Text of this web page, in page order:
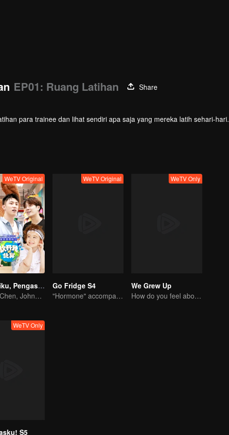
EP01: Ruang Latihan
Share
para trainee dan lihat sendiri apa saja yang mereka latih sehari-hari.
WeTV Original
Selebritiku, Pengasuh Anakku S3
Cheney Chen, Johnny Huang dan Jackson Wang Mengasuh anak kecil
WeTV Original
Go Fridge S4
"Hormone" accompanies you to dinner
WeTV Only
We Grew Up
How do you feel about having two children at home?
WeTV Only
S5